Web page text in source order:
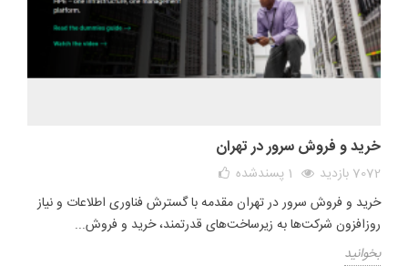
خرید و فروش سرور در تهران
7072 بازدید 1 پسندشده
خرید و فروش سرور در تهران مقدمه با گسترش فناوری اطلاعات و نیاز
روزافزون شرکت‌ها به زیرساخت‌های قدرتمند، خرید و فروش...
بخوانید